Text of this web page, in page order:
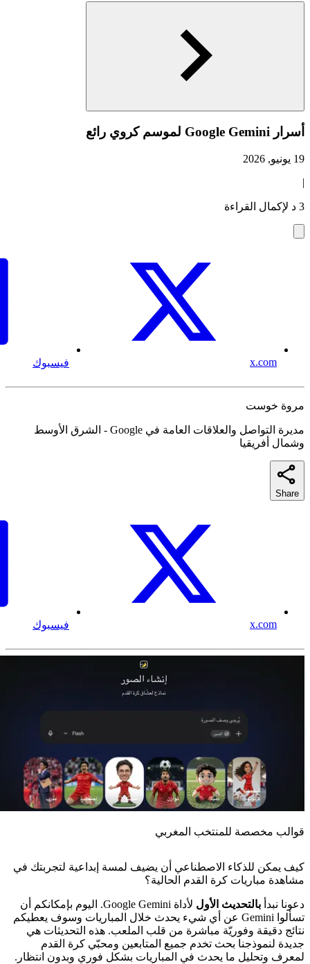
أسرار Google Gemini لموسم كروي رائع
19 يونيو, 2026
|
3 د لإكمال القراءة
x.com فيسبوك
مروة خوست
مديرة التواصل والعلاقات العامة في Google - الشرق الأوسط
وشمال أفريقيا
Share
x.com فيسبوك
قوالب مخصصة للمنتخب المغربي
كيف يمكن للذكاء الاصطناعي أن يضيف لمسة إبداعية لتجربتك في
مشاهدة مباريات كرة القدم الحالية؟
دعونا نبدأ بالتحديث الأول
لأداة Google Gemini. اليوم بإمكانكم أن
تسألوا Gemini عن أي شيء يحدث خلال المباريات وسوف يعطيكم
نتائج دقيقة وفوريّة مباشرة من قلب الملعب. هذه التحديثات هي
جديدة لنموذجنا بحث تخدم جميع المتابعين ومحبّي كرة القدم
لمعرف وتحليل ما يحدث في المباريات بشكل فوري وبدون انتظار.